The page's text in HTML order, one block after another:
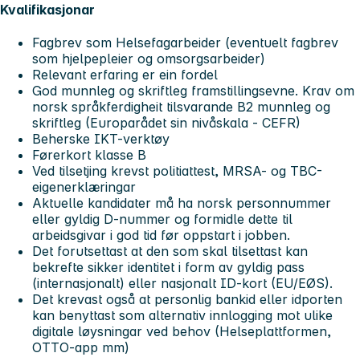
Kvalifikasjonar
Fagbrev som Helsefagarbeider (eventuelt fagbrev
som hjelpepleier og omsorgsarbeider)
Relevant erfaring er ein fordel
God munnleg og skriftleg framstillingsevne. Krav om
norsk språkferdigheit tilsvarande B2 munnleg og
skriftleg (Europarådet sin nivåskala - CEFR)
Beherske IKT-verktøy
Førerkort klasse B
Ved tilsetjing krevst politiattest, MRSA- og TBC-
eigenerklæringar
Aktuelle kandidater må ha norsk personnummer
eller gyldig D-nummer og formidle dette til
arbeidsgivar i god tid før oppstart i jobben.
Det forutsettast at den som skal tilsettast kan
bekrefte sikker identitet i form av gyldig pass
(internasjonalt) eller nasjonalt ID-kort (EU/EØS).
Det krevast også at personlig bankid eller idporten
kan benyttast som alternativ innlogging mot ulike
digitale løysningar ved behov (Helseplattformen,
OTTO-app mm)